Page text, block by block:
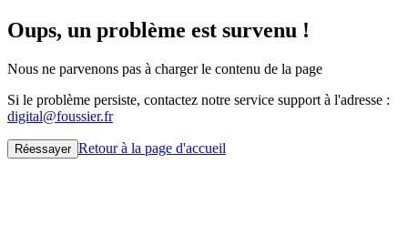
Oups, un problème est survenu !
Nous ne parvenons pas à charger le contenu de la page
Si le problème persiste, contactez notre service support à l'adresse :
digital@foussier.fr
Réessayer Retour à la page d'accueil